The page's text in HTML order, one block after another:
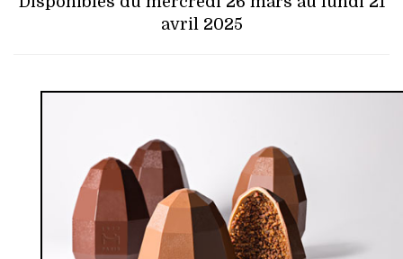
avril 2025